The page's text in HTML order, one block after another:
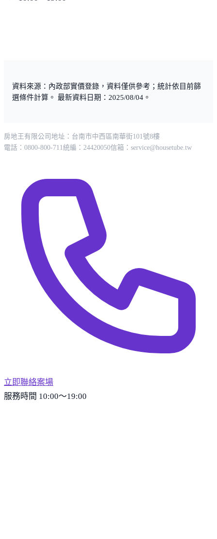
資料來源：內政部實價登錄，資料僅供參考；統計依目前篩
選條件計算。 最新資料日期：2025/08/04。
房地王有限公司 地址：台南市中西區南華街101號8樓
電話：0800-800-711統編：24420050信箱： service@housetube.tw
立即聯絡案場
服務時間 10:00～19:00